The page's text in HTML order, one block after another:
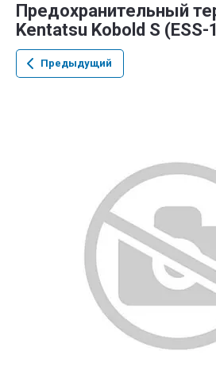
Предохранительный
Kentatsu Kobold S (ESS-
Предыдущий